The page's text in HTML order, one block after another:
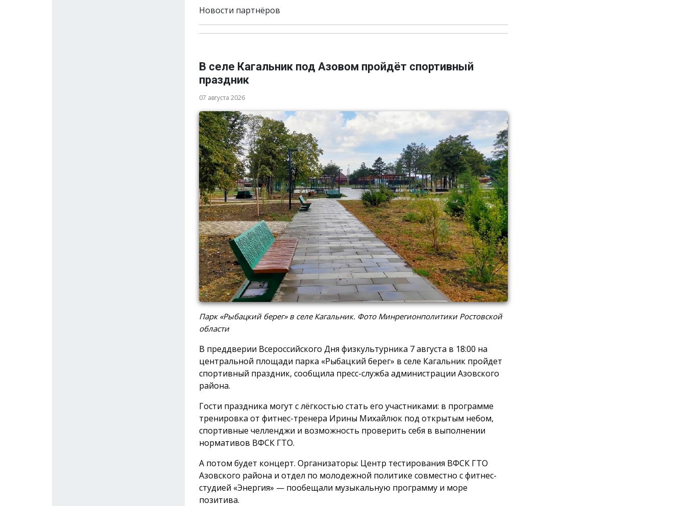
Новости партнёров
В селе Кагальник под Азовом пройдёт спортивный
праздник
07 августа 2026
Парк «Рыбацкий берег» в селе Кагальник. Фото Минрегионполитики Ростовской
области
В преддверии Всероссийского Дня физкультурника 7 августа в 18:00 на
центральной площади парка «Рыбацкий берег» в селе Кагальник пройдет
спортивный праздник, сообщила пресс-служба администрации Азовского
района.
Гости праздника могут с лёгкостью стать его участниками: в программе
тренировка от фитнес-тренера Ирины Михайлюк под открытым небом,
спортивные челленджи и возможность проверить себя в выполнении
нормативов ВФСК ГТО.
А потом будет концерт. Организаторы: Центр тестирования ВФСК ГТО
Азовского района и отдел по молодежной политике совместно с фитнес-
студией «Энергия» — пообещали музыкальную программу и море
позитива.